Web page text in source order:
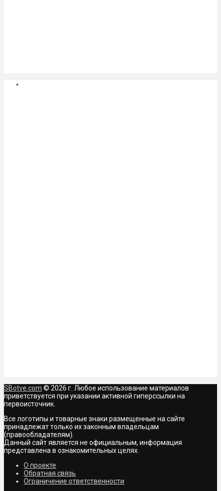
SBotve.com © 2026 г. Любое использование материалов
приветствуется при указании активной гиперссылки на
первоисточник.
Все логотипы и товарные знаки размещенные на сайте
принадлежат только их законным владельцам
(правообладателям).
Данный сайт является не официальным, информация
представлена в ознакомительных целях.
О проекте
Обратная связь
Ограничение ответственности